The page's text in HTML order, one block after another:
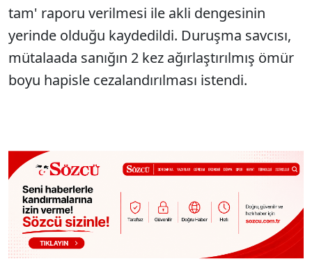
tam' raporu verilmesi ile akli dengesinin
yerinde olduğu kaydedildi. Duruşma savcısı,
mütalaada sanığın 2 kez ağırlaştırılmış ömür
boyu hapisle cezalandırılması istendi.